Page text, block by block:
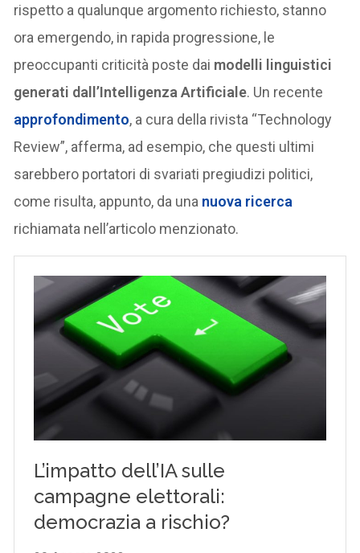
rispetto a qualunque argomento richiesto, stanno
ora emergendo, in rapida progressione, le
preoccupanti criticità poste dai modelli linguistici
generati dall’Intelligenza Artificiale. Un recente
approfondimento, a cura della rivista “Technology
Review”, afferma, ad esempio, che questi ultimi
sarebbero portatori di svariati pregiudizi politici,
come risulta, appunto, da una nuova ricerca
richiamata nell’articolo menzionato.